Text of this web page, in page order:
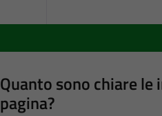
Quanto sono chiare
pagina?